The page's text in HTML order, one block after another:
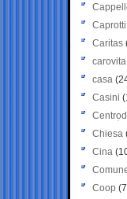
Caprotti
Caritas
carovita
casa
Casini
Chiesa
Cina
Coop